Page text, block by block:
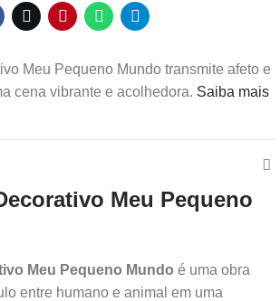
Meu Pequeno Mundo transmite afeto e
cena vibrante e acolhedora. Saiba mais
Meu Pequeno
Meu Pequeno Mundo é uma obra
entre humano e animal em uma